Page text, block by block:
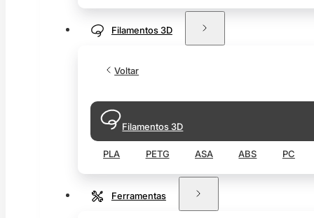
Filamentos 3D
Voltar
Filamentos 3D
PLA PETG ASA ABS PC
Ferramentas